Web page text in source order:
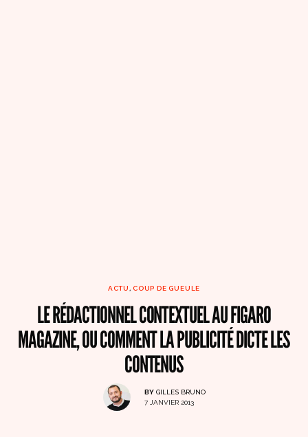
ACTU, COUP DE GUEULE
LE RÉDACTIONNEL CONTEXTUEL AU FIGARO
MAGAZINE, OU COMMENT LA PUBLICITÉ DICTE LES
CONTENUS
BY GILLES BRUNO
7 JANVIER 2013